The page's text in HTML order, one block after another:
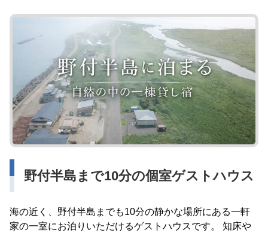
野付半島まで10分の個室ゲストハウス
海の近く、野付半島までも10分の静かな場所にある一軒
家の一室にお泊りいただけるゲストハウスです。 知床や